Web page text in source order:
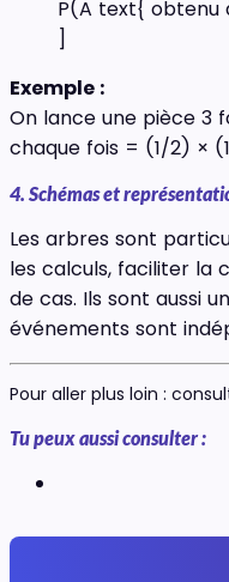
P(A text{
]
Exemple :
On lance une pièce 3
chaque fois = (1/2) ×
4. Schémas et
Les arbres sont
les calculs, faciliter la
de cas. Ils sont aussi
événements sont
Pour aller plus loin :
Tu peux aussi consulter :